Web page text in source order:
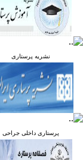
نشریه پرستاری
پرستاری داخلی جراحی